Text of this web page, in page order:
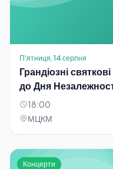
П'ятниця, 14 серпня
Грандіозні
до Дня
18:00
МЦКМ
Концерти